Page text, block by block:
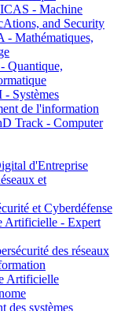
- Machine
and Security
Mathématiques,
Quantique,
Systèmes
de l'information
Track - Computer
d'Entreprise
et
et Cyberdéfense
Artificielle - Expert
des réseaux
Artificielle
des systèmes